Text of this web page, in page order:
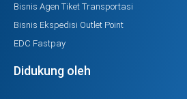
Bisnis Agen Tiket Transportasi
Bisnis Ekspedisi Outlet Point
EDC Fastpay
Didukung oleh